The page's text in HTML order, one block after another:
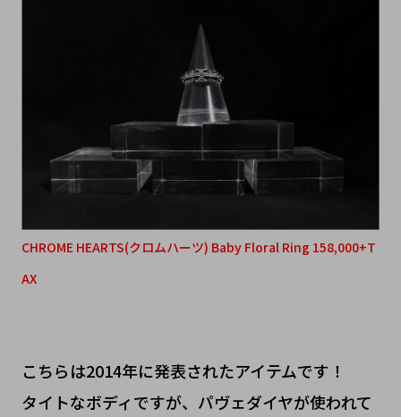
CHROME HEARTS(クロムハーツ) Baby Floral Ring 158,000+T
AX
こちらは2014年に発表されたアイテムです！
タイトなボディですが、パヴェダイヤが使われて